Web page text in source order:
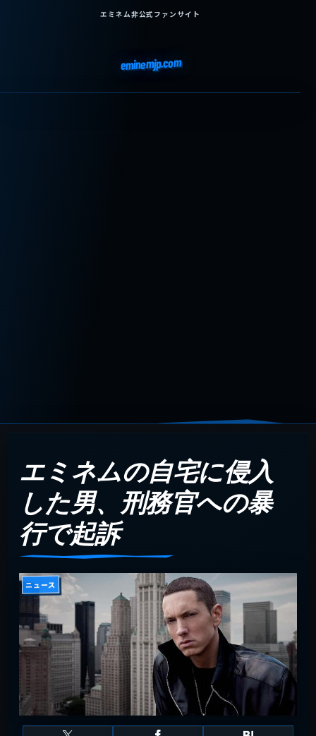
エミネム非公式ファンサイト
eminemjp.com
エミネムの自宅に侵入
した男、刑務官への暴
行で起訴
ニュース